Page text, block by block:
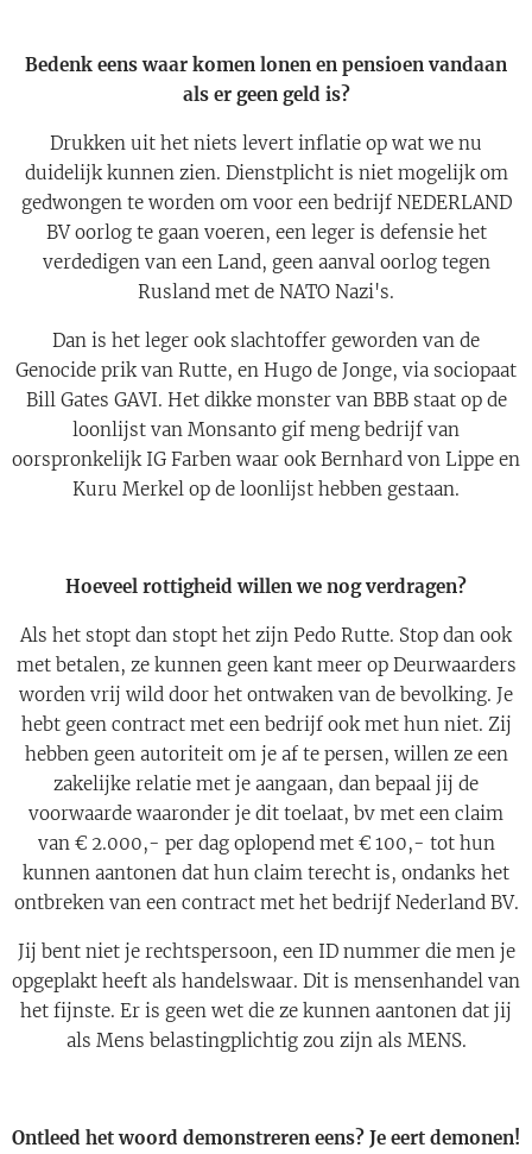
Bedenk eens waar komen lonen en pensioen vandaan
als er geen geld is?
Drukken uit het niets levert inflatie op wat we nu
duidelijk kunnen zien. Dienstplicht is niet mogelijk om
gedwongen te worden om voor een bedrijf NEDERLAND
BV oorlog te gaan voeren, een leger is defensie het
verdedigen van een Land, geen aanval oorlog tegen
Rusland met de NATO Nazi's.
Dan is het leger ook slachtoffer geworden van de
Genocide prik van Rutte, en Hugo de Jonge, via sociopaat
Bill Gates GAVI. Het dikke monster van BBB staat op de
loonlijst van Monsanto gif meng bedrijf van
oorspronkelijk IG Farben waar ook Bernhard von Lippe en
Kuru Merkel op de loonlijst hebben gestaan.
Hoeveel rottigheid willen we nog verdragen?
Als het stopt dan stopt het zijn Pedo Rutte. Stop dan ook
met betalen, ze kunnen geen kant meer op Deurwaarders
worden vrij wild door het ontwaken van de bevolking. Je
hebt geen contract met een bedrijf ook met hun niet. Zij
hebben geen autoriteit om je af te persen, willen ze een
zakelijke relatie met je aangaan, dan bepaal jij de
voorwaarde waaronder je dit toelaat, bv met een claim
van € 2.000,- per dag oplopend met € 100,- tot hun
kunnen aantonen dat hun claim terecht is, ondanks het
ontbreken van een contract met het bedrijf Nederland BV.
Jij bent niet je rechtspersoon, een ID nummer die men je
opgeplakt heeft als handelswaar. Dit is mensenhandel van
het fijnste. Er is geen wet die ze kunnen aantonen dat jij
als Mens belastingplichtig zou zijn als MENS.
Ontleed het woord demonstreren eens? Je eert demonen!